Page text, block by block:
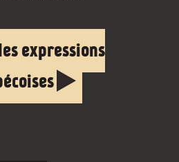
expressions